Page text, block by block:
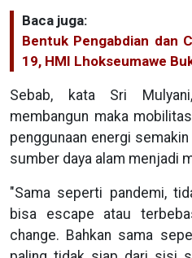
Baca juga:
Bentuk Pengabdian dan
19, HMI Lhokseumawe
Sebab, kata Sri
membangun maka
penggunaan energi
sumber daya alam menjadi
"Sama seperti pandemi,
bisa escape atau
change. Bahkan sama